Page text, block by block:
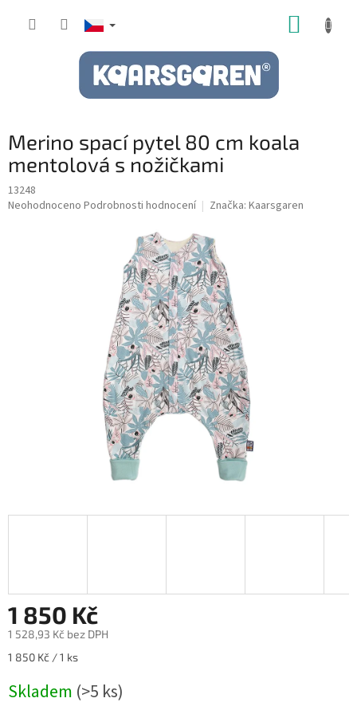
Merino spací pytel 80 cm koala
mentolová s nožičkami
13248
Průměrné
Neohodnoceno Podrobnosti hodnocení Značka: Kaarsgaren
1 850 Kč
1 528,93 Kč bez DPH
Měrná
1 850 Kč / 1 ks
Skladem (>5 ks)